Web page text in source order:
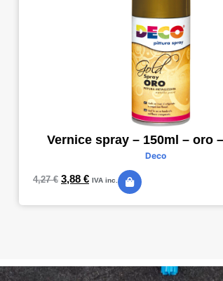
Vernice spray – 150ml – oro
Deco
4,27€ 3,88 € IVA inc.